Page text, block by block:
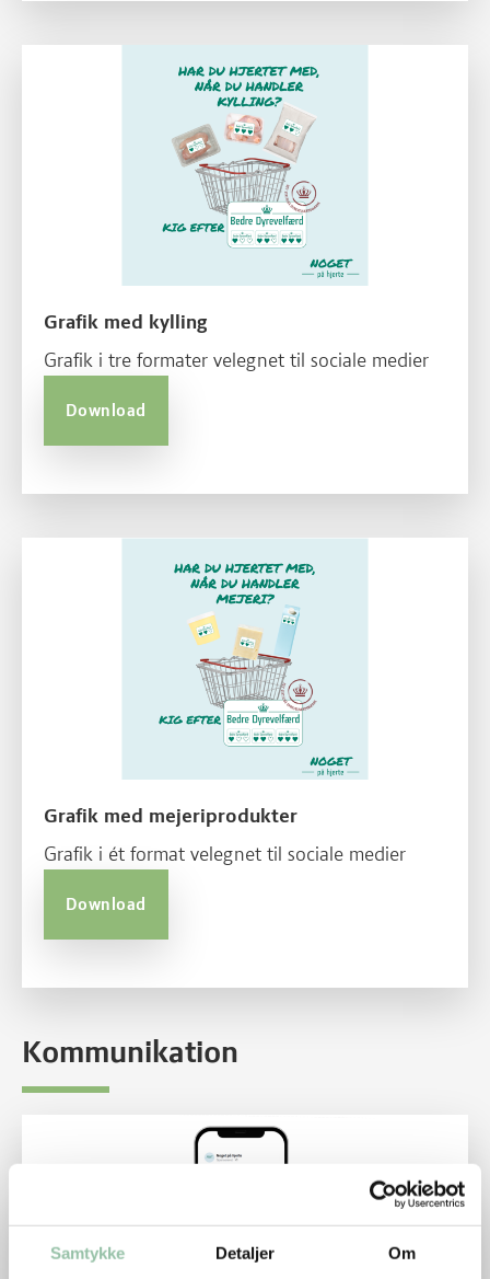
Samtykke Detaljer Om
Grafik med kylling
Grafik i tre formater velegnet til sociale medier
Download
Grafik med mejeriprodukter
Grafik i ét format velegnet til sociale medier
Download
Kommunikation
Læs mere om Prosatekster til tilbudsaviser og SoMe